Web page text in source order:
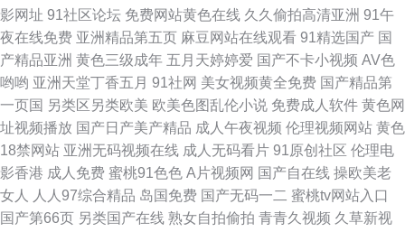
影网址 91社区论坛 免费网站黄色在线 久久偷拍高清亚洲 91午
夜在线免费 亚洲精品第五页 麻豆网站在线观看 91精选国产 国
产精品亚洲 黄色三级成年 五月天婷婷爱 国产不卡小视频 AV色
哟哟 亚洲天堂丁香五月 91社网 美女视频黄全免费 国产精品第
一页国 另类区另类欧美 欧美色图乱伦小说 免费成人软件 黄色网
址视频播放 国产日产美产精品 成人午夜视频 伦理视频网站 黄色
18禁网站 亚洲无码视频在线 成人无码看片 91原创社区 伦理电
影香港 成人免费 蜜桃91色色 A片视频网 国产自在线 操欧美老
女人
人人97综合精品 岛国免费 国产无码一二 蜜桃tv网站入口
国产第66页 另类国产在线 熟女自拍偷拍 青青久视频 久草新视